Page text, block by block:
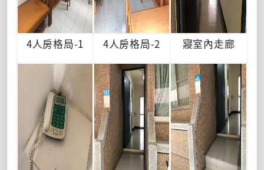
4人房格局-1 4人房格局-2 寢室內走廊